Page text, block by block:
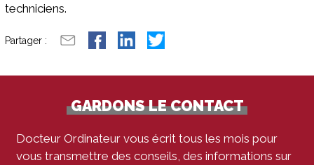
techniciens.
Partager :
GARDONS LE CONTACT
Docteur Ordinateur vous écrit tous les mois pour
vous transmettre des conseils, des informations sur